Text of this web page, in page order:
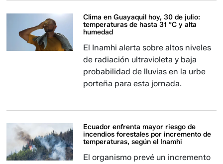
Clima en Guayaquil hoy, 30 de julio:
temperaturas de hasta 31 °C y alta
humedad
El Inamhi alerta sobre altos niveles
de radiación ultravioleta y baja
probabilidad de lluvias en la urbe
porteña para esta jornada.
Ecuador enfrenta mayor riesgo de
incendios forestales por incremento de
temperaturas, según el Inamhi
El organismo prevé un incremento